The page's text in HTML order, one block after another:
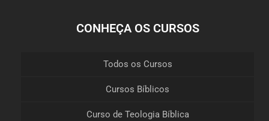
CONHEÇA OS CURSOS
Todos os Cursos
Cursos Bíblicos
Curso de Teologia Bíblica